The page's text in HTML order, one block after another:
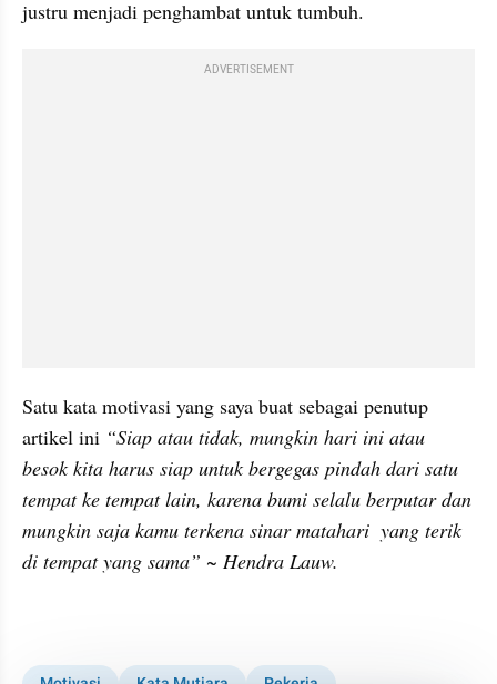
justru menjadi penghambat untuk tumbuh.
ADVERTISEMENT
Satu kata motivasi yang saya buat sebagai penutup
artikel ini “Siap atau tidak, mungkin hari ini atau
besok kita harus siap untuk bergegas pindah dari satu
tempat ke tempat lain, karena bumi selalu berputar dan
mungkin saja kamu terkena sinar matahari  yang terik
di tempat yang sama” ~ Hendra Lauw.